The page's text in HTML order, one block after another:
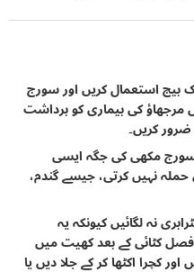
کریں اور سورج
کی بیماری کو برداشت
کی جگہ ایسی
کرتی، جیسے گندم،
لگائیں کیونکہ یہ
کے بعد کھیت میں
اکٹھا کر کے جلا دیں یا